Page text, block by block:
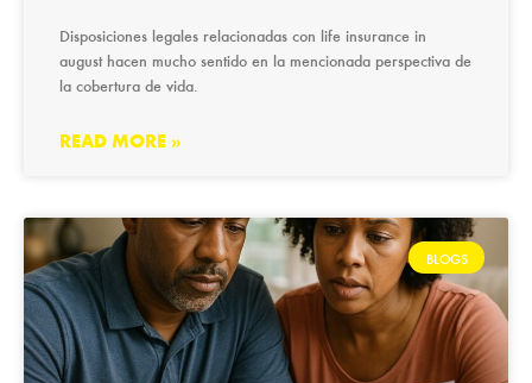
Disposiciones legales relacionadas con life insurance in
august hacen mucho sentido en la mencionada perspectiva de
la cobertura de vida.
READ MORE »
BLOGS